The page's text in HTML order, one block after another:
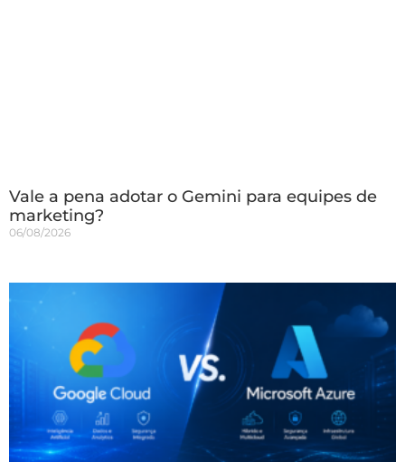
Vale a pena adotar o Gemini para equipes de
marketing?
06/08/2026